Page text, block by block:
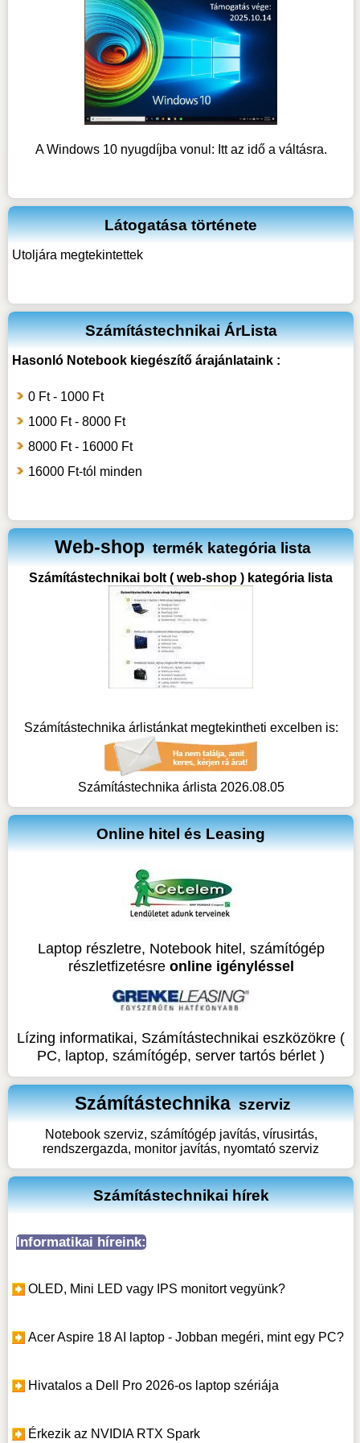
A Windows 10 nyugdíjba vonul: Itt az idő a váltásra.
Látogatása története
Utoljára megtekintettek
Számítástechnikai ÁrLista
Hasonló Notebook kiegészítőárajánlataink :
0 Ft - 1000 Ft
1000 Ft - 8000 Ft
8000 Ft - 16000 Ft
16000 Ft-tól minden
Web-shop termék kategória lista
Számítástechnikai bolt ( web-shop ) kategória lista
Számítástechnika árlistánkat megtekintheti excelben is:
Számítástechnika árlista 2026.08.05
Online hitel és Leasing
Laptop részletre, Notebook hitel, számítógép
részletfizetésre online igényléssel
Lízing informatikai, Számítástechnikai eszközökre (
PC, laptop, számítógép, server tartós bérlet )
Számítástechnika szerviz
Notebook szerviz, számítógép javítás, vírusirtás,
rendszergazda, monitor javítás, nyomtató szerviz
Számítástechnikai hírek
Informatikai híreink:
OLED, Mini LED vagy IPS monitort vegyünk?
Acer Aspire 18 AI laptop - Jobban megéri, mint egy PC?
Hivatalos a Dell Pro 2026-os laptop szériája
Érkezik az NVIDIA RTX Spark